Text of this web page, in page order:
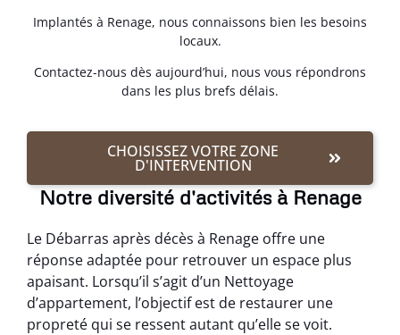
Implantés à Renage, nous connaissons bien les besoins
locaux.
Contactez-nous dès aujourd’hui, nous vous répondrons
dans les plus brefs délais.
CHOISISSEZ VOTRE ZONE
D'INTERVENTION
Notre diversité d'activités à Renage
Le Débarras après décès à Renage offre une
réponse adaptée pour retrouver un espace plus
apaisant. Lorsqu’il s’agit d’un Nettoyage
d’appartement, l’objectif est de restaurer une
propreté qui se ressent autant qu’elle se voit.